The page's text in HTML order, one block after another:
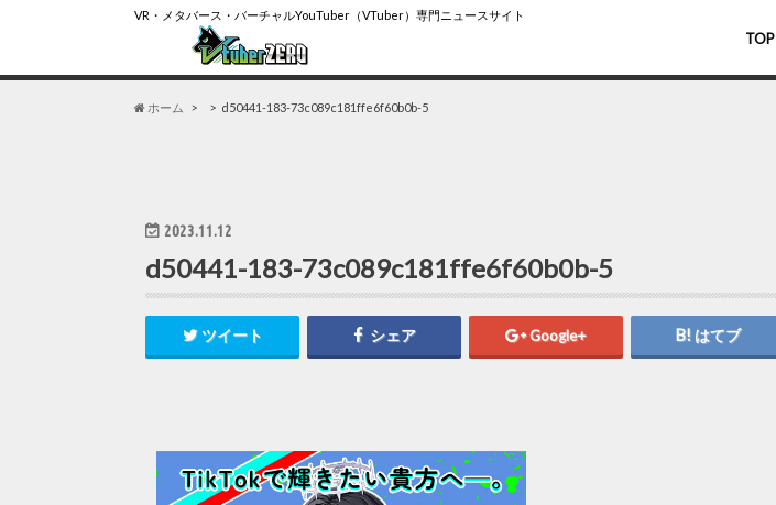
VR・メタバース・バーチャルYouTuber（VTuber）専門ニュースサイト
TOP
ホーム d50441-183-73c089c181ffe6f60b0b-5
2023.11.12
d50441-183-73c089c181ffe6f60b0b-5
ツイート シェア Google+ はてブ